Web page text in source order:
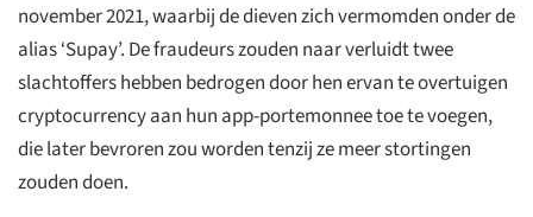
november 2021, waarbij de dieven zich vermomden onder de
alias ‘Supay’. De fraudeurs zouden naar verluidt twee
slachtoffers hebben bedrogen door hen ervan te overtuigen
cryptocurrency aan hun app-portemonnee toe te voegen,
die later bevroren zou worden tenzij ze meer stortingen
zouden doen.